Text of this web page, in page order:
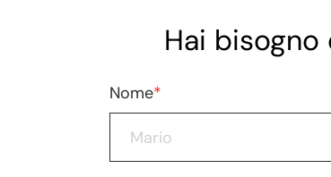
Hai
Nome*